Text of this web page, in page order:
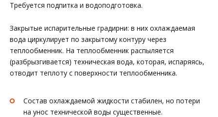
Требуется подпитка и водоподготовка.
Закрытые испарительные градирни: в них охлаждаемая
вода циркулирует по закрытому контуру через
теплообменник. На теплообменник распыляется
(разбрызгивается) техническая вода, которая, испаряясь,
отводит теплоту с поверхности теплообменника.
Состав охлаждаемой жидкости стабилен, но потери
на унос технической воды существенные.